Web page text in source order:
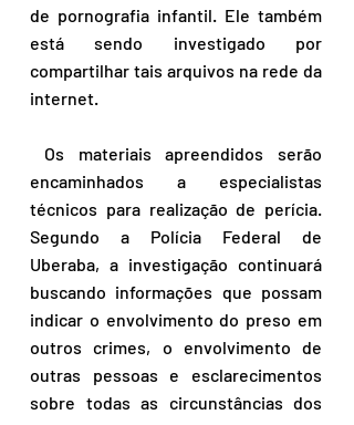
de pornografia infantil. Ele também
está sendo investigado por
compartilhar tais arquivos na rede da
internet.
encaminhados a especialistas
técnicos para realização de perícia.
Segundo a Polícia Federal de
Uberaba, a investigação continuará
buscando informações que possam
indicar o envolvimento do preso em
outros crimes, o envolvimento de
outras pessoas e esclarecimentos
sobre todas as circunstâncias dos